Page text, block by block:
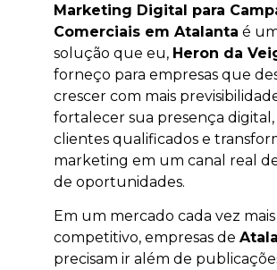
Marketing Digital para
Comerciais em Atalanta é
solução que eu, Heron da
forneço para empresas que
crescer com mais
fortalecer sua presença digital,
clientes qualificados e
marketing em um canal real
de oportunidades.
Em um mercado cada vez mais
competitivo, empresas de
precisam ir além de